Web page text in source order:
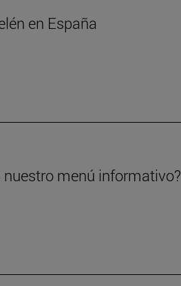
en España
menú informativo?